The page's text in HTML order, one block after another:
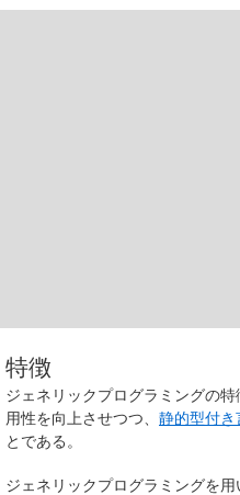
特徴
ジェネリックプログラミングの
用性を向上させつつ、 静的型付き
とである。
ジェネリックプログラミングを